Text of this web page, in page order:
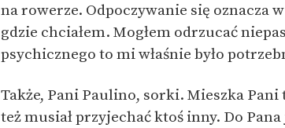
na rowerze. Odpoczywanie się oznacza
gdzie chciałem. Mogłem odrzucać
psychicznego to mi właśnie było
Także, Pani Paulino, sorki. Mieszka
też musiał przyjechać ktoś inny. Do